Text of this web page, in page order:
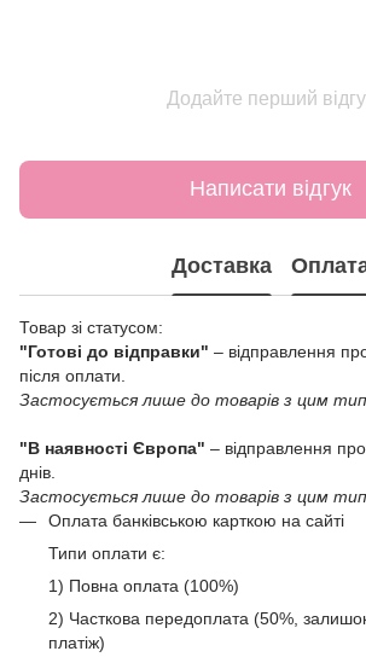
Додайте перший
Написати відгук
Доставка
Товар зі статусом:
"Готові до відправки" – відправлення
після оплати.
Застосується лише до товарів з цим
"В наявності Європа" – відправлення
днів.
Застосується лише до товарів з цим
Оплата банківською карткою на сайті
Типи оплати є:
1) Повна оплата (100%)
2) Часткова передоплата (50%,
платіж)